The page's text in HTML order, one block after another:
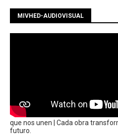
MIVHED-AUDIOVISUAL
que nos unen | Cada obra
futuro.